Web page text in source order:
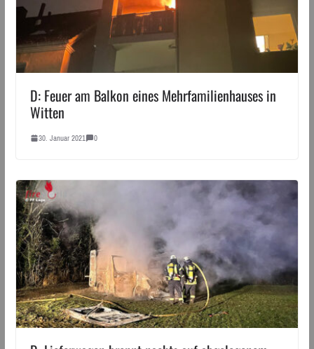
D: Feuer am Balkon eines Mehrfamilienhauses in
Witten
30. Januar 2021 0